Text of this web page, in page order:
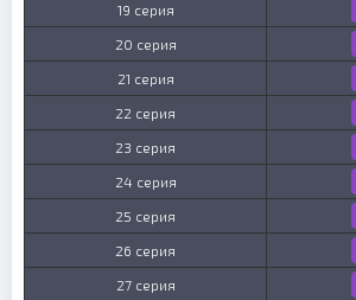
19 серия
20 серия
21 серия
22 серия
23 серия
24 серия
25 серия
26 серия
27 серия